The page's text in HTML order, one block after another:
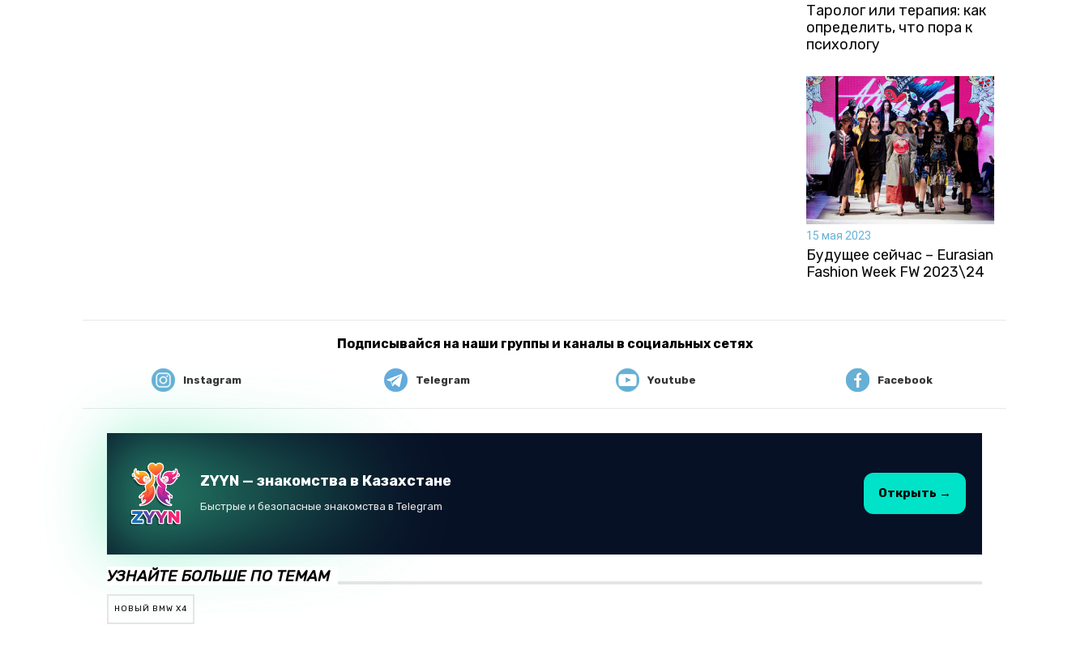
Таролог или терапия: как
определить, что пора к
психологу
15 мая 2023
Будущее сейчас – Eurasian
Fashion Week FW 2023\24
Подписывайся на наши группы и каналы в социальных сетях
Instagram Telegram Youtube Facebook
ZYYN — знакомства в Казахстане
Быстрые и безопасные знакомства в Telegram
Открыть →
УЗНАЙТЕ БОЛЬШЕ ПО ТЕМАМ
НОВЫЙ BMW X4